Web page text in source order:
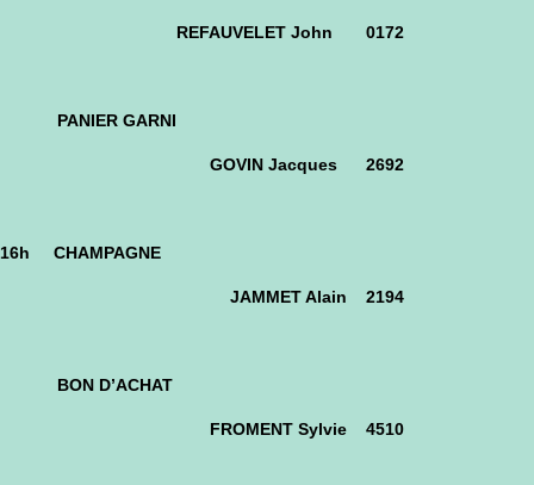
REFAUVELET John 0172
PANIER GARNI
GOVIN Jacques 2692
16h CHAMPAGNE
JAMMET Alain 2194
BON D’ACHAT
FROMENT Sylvie 4510